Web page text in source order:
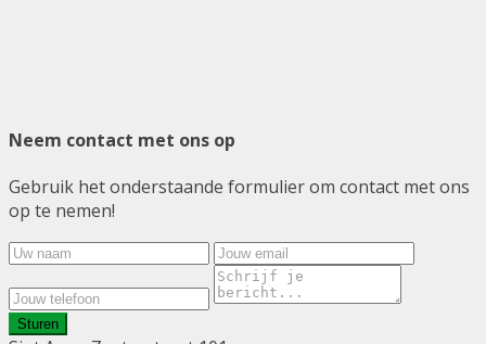
Neem contact met ons op
Gebruik het onderstaande formulier om contact met ons
op te nemen!
Sturen